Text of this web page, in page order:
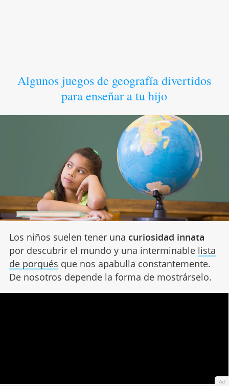
Algunos juegos de geografía divertidos
para enseñar a tu hijo
Los niños suelen tener una curiosidad innata
por descubrir el mundo y una interminable lista
de porqués que nos apabulla constantemente.
De nosotros depende la forma de mostrárselo.
Ad